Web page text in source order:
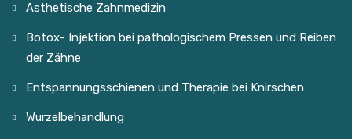
Ästhetische Zahnmedizin
Botox- Injektion bei pathologischem Pressen und Reiben
der Zähne
Entspannungsschienen und Therapie bei Knirschen
Wurzelbehandlung